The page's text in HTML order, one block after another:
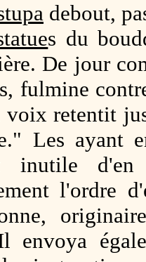
debout,
s du
De jour
fulmine
voix retentit
Les ayant
inutile d'en
l'ordre
envoya